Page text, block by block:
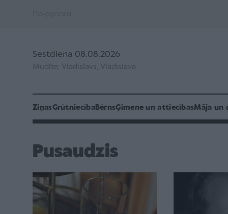
Sestdiena 08.08.2026
Mudīte, Vladislavs, Vladislava
ZiņasGrūtniecībaBērnsĢimene un attiecībasMāja un
Pusaudzis